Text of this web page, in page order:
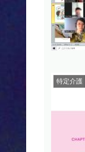
特定介護